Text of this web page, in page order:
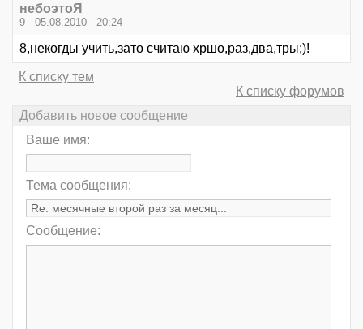
небоэтоЯ
9 - 05.08.2010 - 20:24
8,нeкогды учить,зaто считaю хршо,рaз,двa,тры;)!
К списку тем
К списку форумов
Добавить новое сообщение
Ваше имя:
Тема сообщения:
Сообщение: